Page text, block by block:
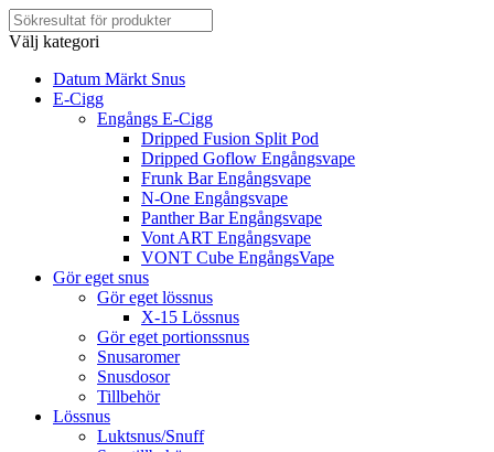
Välj kategori
Datum Märkt Snus
E-Cigg
Engångs E-Cigg
Dripped Fusion Split Pod
Dripped Goflow Engångsvape
Frunk Bar Engångsvape
N-One Engångsvape
Panther Bar Engångsvape
Vont ART Engångsvape
VONT Cube EngångsVape
Gör eget snus
Gör eget lössnus
X-15 Lössnus
Gör eget portionssnus
Snusaromer
Snusdosor
Tillbehör
Lössnus
Luktsnus/Snuff